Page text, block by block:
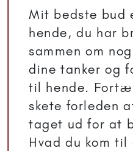
Mit bedste bud
hende, du har
sammen om
dine tanker og
til hende.
skete forleden
taget ud for at
Hvad du kom